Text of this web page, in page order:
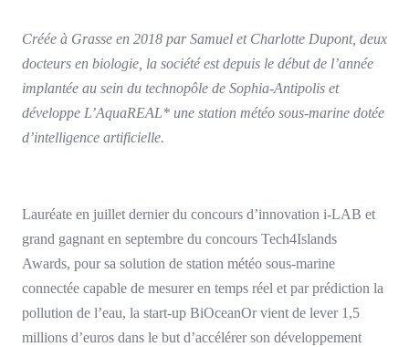
Créée à Grasse en 2018 par Samuel et Charlotte Dupont, deux
docteurs en biologie, la société est depuis le début de l’année
implantée au sein du technopôle de Sophia-Antipolis et
développe L’AquaREAL* une station météo sous-marine dotée
d’intelligence artificielle.
Lauréate en juillet dernier du concours d’innovation i-LAB et
grand gagnant en septembre du concours Tech4Islands
Awards, pour sa solution de station météo sous-marine
connectée capable de mesurer en temps réel et par prédiction la
pollution de l’eau, la start-up BiOceanOr vient de lever 1,5
millions d’euros dans le but d’accélérer son développement